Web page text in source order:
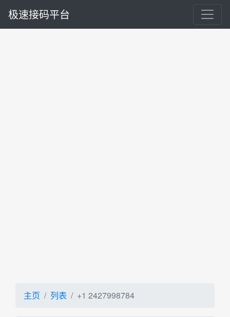
极速接码平台
主页 列表 +1 2427998784